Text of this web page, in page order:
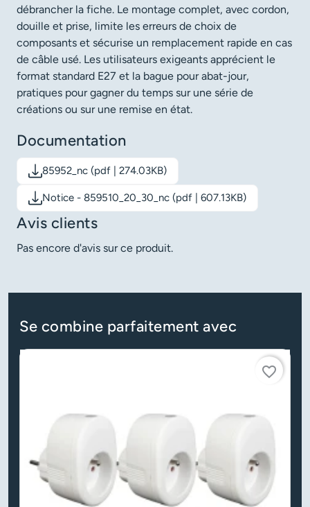
débrancher la fiche. Le montage complet, avec cordon,
douille et prise, limite les erreurs de choix de
composants et sécurise un remplacement rapide en cas
de câble usé. Les utilisateurs exigeants apprécient le
format standard E27 et la bague pour abat-jour,
pratiques pour gagner du temps sur une série de
créations ou sur une remise en état.
Documentation
85952_nc (pdf | 274.03KB)
Télécharger le document: 85952_nc
Notice - 859510_20_30_nc (pdf | 607.13KB)
Télécharger le document: Notice - 859510_20_30_nc
Avis clients
Pas encore d'avis sur ce produit.
Se combine parfaitement avec
favorite_border